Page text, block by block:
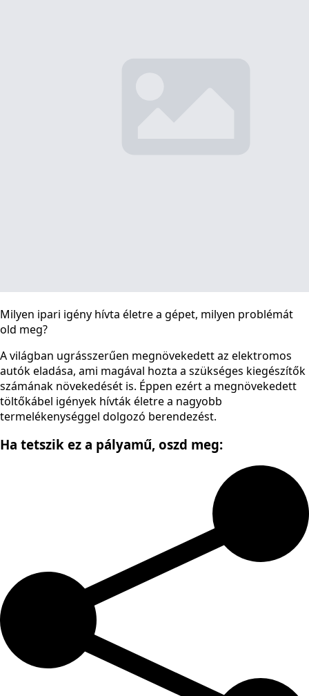
Milyen ipari igény hívta életre a gépet, milyen problémát
old meg?
A világban ugrásszerűen megnövekedett az elektromos
autók eladása, ami magával hozta a szükséges kiegészítők
számának növekedését is. Éppen ezért a megnövekedett
töltőkábel igények hívták életre a nagyobb
termelékenységgel dolgozó berendezést.
Ha tetszik ez a pályamű, oszd meg: